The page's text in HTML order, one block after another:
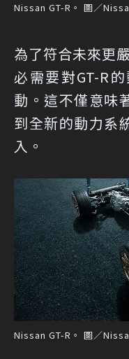
Nissan GT-R。 圖／
為了符合未來更
必需要對GT-R
動。這不僅意味
到全新的動力系
入。
Nissan GT-R。 圖／